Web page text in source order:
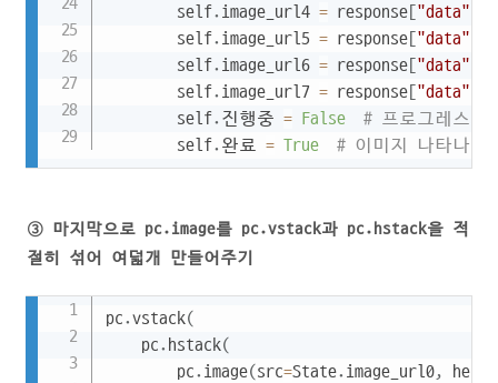
        self
. image_url4 = response["data"
        self
. image_url5 = response["data"
        self
. image_url6 = response["data"
        self
. image_url7 = response["data"
        self
. 진행중 = False
# 프로그레스바
        self
. 완료 = True # 이미지 나타나게!
③ 마지막으로 pc.image를 pc.vstack과 pc.hstack을 적
절히 섞어 여덟개 만들어주기
pc.vstack(
    pc
. hstack(
        pc
. image(src=State. image_url0,